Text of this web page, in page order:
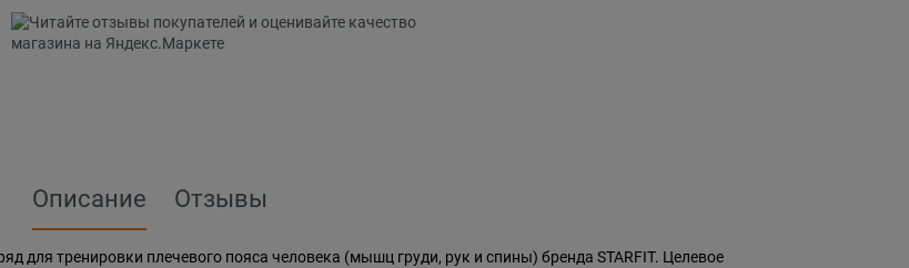
Описание Отзывы
для тренировки плечевого пояса человека (мышц груди, рук и спины) бренда STARFIT. Целевое